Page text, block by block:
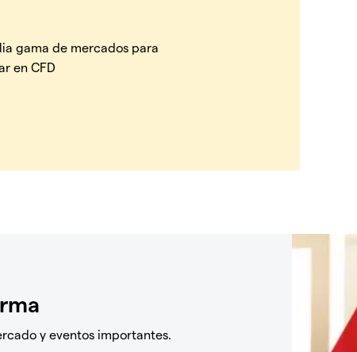
gama de mercados para
en CFD
y eventos importantes.